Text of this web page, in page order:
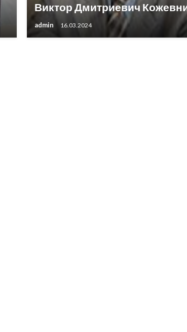
Виктор Дмитриевич
admin 16.03.2024